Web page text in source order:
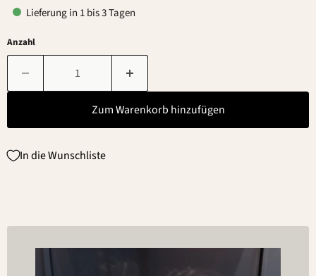
Lieferung in 1 bis 3 Tagen
Anzahl
Zum Warenkorb hinzufügen
In die Wunschliste